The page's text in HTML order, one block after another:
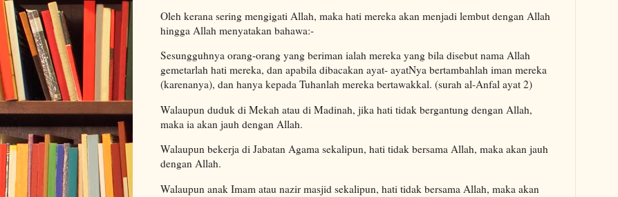
Oleh kerana sering mengigati Allah, maka hati mereka akan menjadi lembut dengan Allah
hingga Allah menyatakan bahawa:-
Sesungguhnya orang-orang yang beriman ialah mereka yang bila disebut nama Allah
gemetarlah hati mereka, dan apabila dibacakan ayat- ayatNya bertambahlah iman mereka
(karenanya), dan hanya kepada Tuhanlah mereka bertawakkal. (surah al-Anfal ayat 2)
Walaupun duduk di Mekah atau di Madinah, jika hati tidak bergantung dengan Allah,
maka ia akan jauh dengan Allah.
Walaupun bekerja di Jabatan Agama sekalipun, hati tidak bersama Allah, maka akan jauh
dengan Allah.
Walaupun anak Imam atau nazir masjid sekalipun, hati tidak bersama Allah, maka akan